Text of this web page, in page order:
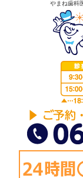
やまね歯科